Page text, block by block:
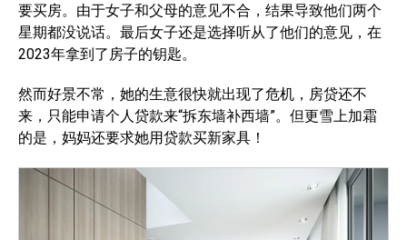
要买房。由于女子和父母的意见不合，结果导致他们两个
星期都没说话。最后女子还是选择听从了他们的意见，在
2023年拿到了房子的钥匙。
然而好景不常，她的生意很快就出现了危机，房贷还不
来，只能申请个人贷款来“拆东墙补西墙”。但更雪上加霜
的是，妈妈还要求她用贷款买新家具！